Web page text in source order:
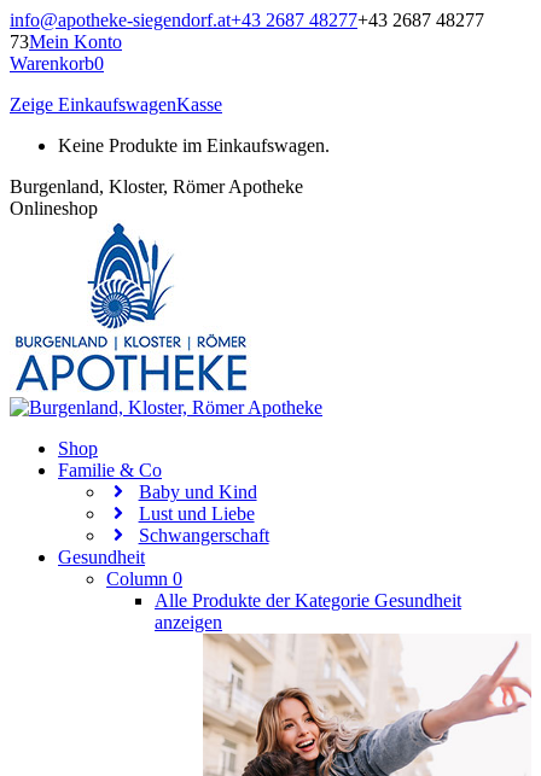
Zum
Inhalt
springen
info@apotheke-siegendorf.at+43 2687 48277+43 2687 48277
73Mein Konto
Warenkorb0
Zeige EinkaufswagenKasse
Keine Produkte im Einkaufswagen.
Burgenland, Kloster, Römer Apotheke
Onlineshop
Shop
Familie & Co
Baby und Kind
Lust und Liebe
Schwangerschaft
Gesundheit
Column 0
Alle Produkte der Kategorie Gesundheit
anzeigen